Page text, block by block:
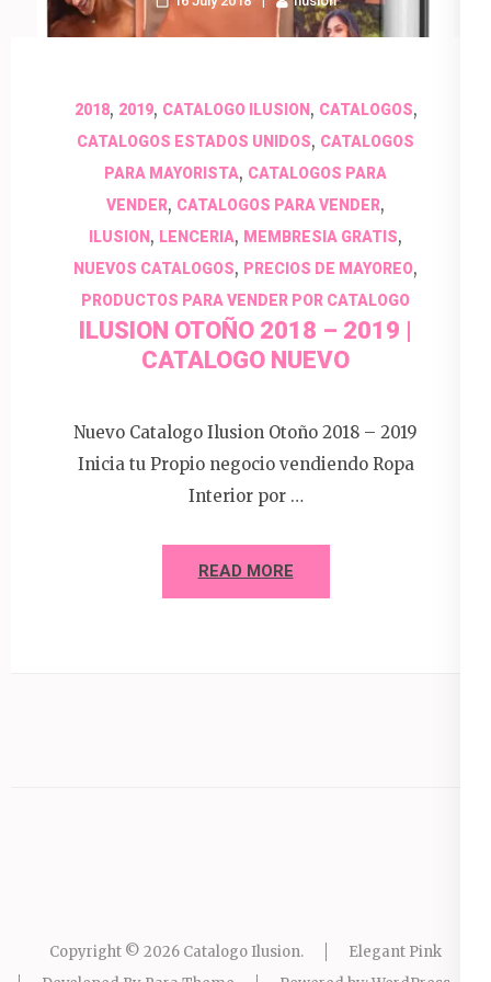
2018, 2019, CATALOGO ILUSION, CATALOGOS,
CATALOGOS ESTADOS UNIDOS, CATALOGOS
PARA MAYORISTA, CATALOGOS PARA
VENDER, CATALOGOS PARA VENDER,
ILUSION , LENCERIA, MEMBRESIA GRATIS,
NUEVOS CATALOGOS, PRECIOS DE MAYOREO,
PRODUCTOS PARA VENDER POR CATALOGO
ILUSION OTOÑO 2018 – 2019 |
CATALOGO NUEVO
Nuevo Catalogo Ilusion Otoño 2018 – 2019
Inicia tu Propio negocio vendiendo Ropa
Interior por …
READ MORE
Copyright © 2026 Catalogo Ilusion.
Elegant Pink